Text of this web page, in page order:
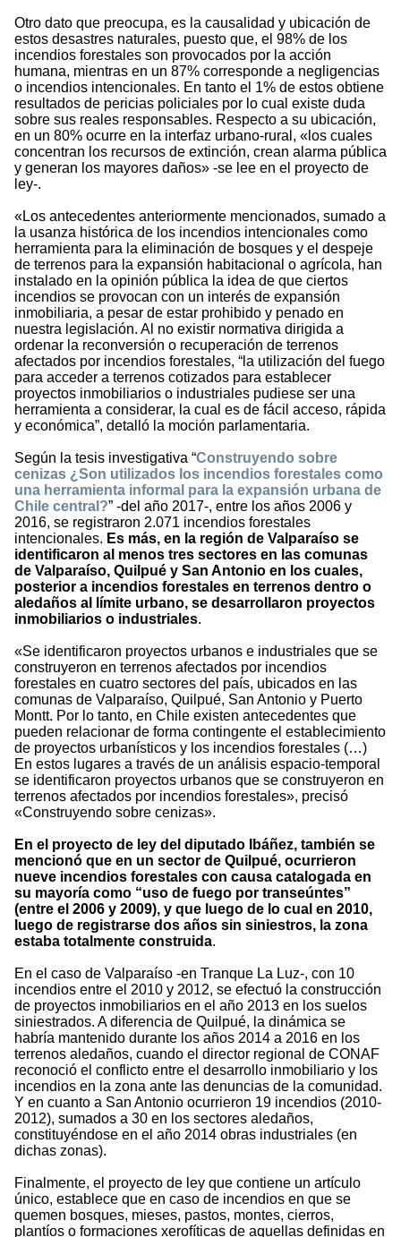
Otro dato que preocupa, es la causalidad y ubicación de
estos desastres naturales, puesto que, el 98% de los
incendios forestales son provocados por la acción
humana, mientras en un 87% corresponde a negligencias
o incendios intencionales. En tanto el 1% de estos obtiene
resultados de pericias policiales por lo cual existe duda
sobre sus reales responsables. Respecto a su ubicación,
en un 80% ocurre en la interfaz urbano-rural, «los cuales
concentran los recursos de extinción, crean alarma pública
y generan los mayores daños» -se lee en el proyecto de
ley-.
«Los antecedentes anteriormente mencionados, sumado a
la usanza histórica de los incendios intencionales como
herramienta para la eliminación de bosques y el despeje
de terrenos para la expansión habitacional o agrícola, han
instalado en la opinión pública la idea de que ciertos
incendios se provocan con un interés de expansión
inmobiliaria, a pesar de estar prohibido y penado en
nuestra legislación. Al no existir normativa dirigida a
ordenar la reconversión o recuperación de terrenos
afectados por incendios forestales, “la utilización del fuego
para acceder a terrenos cotizados para establecer
proyectos inmobiliarios o industriales pudiese ser una
herramienta a considerar, la cual es de fácil acceso, rápida
y económica”, detalló la moción parlamentaria.
Según la tesis investigativa “Construyendo sobre
cenizas ¿Son utilizados los incendios forestales como
una herramienta informal para la expansión urbana de
Chile central?” -del año 2017-, entre los años 2006 y
2016, se registraron 2.071 incendios forestales
intencionales. Es más, en la región de Valparaíso se
identificaron al menos tres sectores en las comunas
de Valparaíso, Quilpué y San Antonio en los cuales,
posterior a incendios forestales en terrenos dentro o
aledaños al límite urbano, se desarrollaron proyectos
inmobiliarios o industriales.
«Se identificaron proyectos urbanos e industriales que se
construyeron en terrenos afectados por incendios
forestales en cuatro sectores del país, ubicados en las
comunas de Valparaíso, Quilpué, San Antonio y Puerto
Montt. Por lo tanto, en Chile existen antecedentes que
pueden relacionar de forma contingente el establecimiento
de proyectos urbanísticos y los incendios forestales (…)
En estos lugares a través de un análisis espacio-temporal
se identificaron proyectos urbanos que se construyeron en
terrenos afectados por incendios forestales», precisó
«Construyendo sobre cenizas».
En el proyecto de ley del diputado Ibáñez, también se
mencionó que en un sector de Quilpué, ocurrieron
nueve incendios forestales con causa catalogada en
su mayoría como “uso de fuego por transeúntes”
(entre el 2006 y 2009), y que luego de lo cual en 2010,
luego de registrarse dos años sin siniestros, la zona
estaba totalmente construida.
En el caso de Valparaíso -en Tranque La Luz-, con 10
incendios entre el 2010 y 2012, se efectuó la construcción
de proyectos inmobiliarios en el año 2013 en los suelos
siniestrados. A diferencia de Quilpué, la dinámica se
habría mantenido durante los años 2014 a 2016 en los
terrenos aledaños, cuando el director regional de CONAF
reconoció el conflicto entre el desarrollo inmobiliario y los
incendios en la zona ante las denuncias de la comunidad.
Y en cuanto a San Antonio ocurrieron 19 incendios (2010-
2012), sumados a 30 en los sectores aledaños,
constituyéndose en el año 2014 obras industriales (en
dichas zonas).
Finalmente, el proyecto de ley que contiene un artículo
único, establece que en caso de incendios en que se
quemen bosques, mieses, pastos, montes, cierros,
plantíos o formaciones xerofíticas de aquellas definidas en